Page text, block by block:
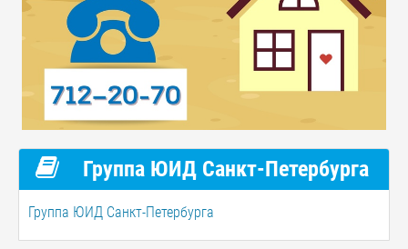
Группа ЮИД Санкт-Петербурга
Группа ЮИД Санкт-Петербурга